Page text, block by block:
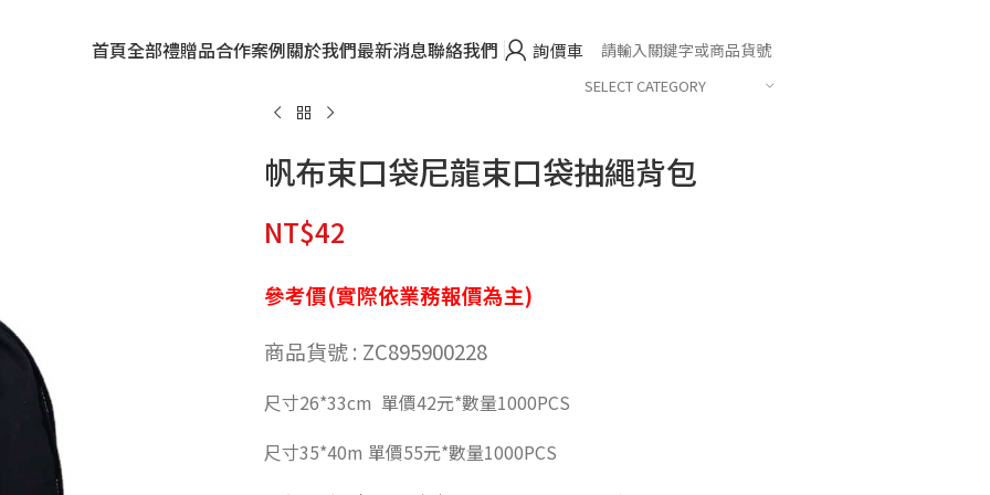
首頁全部禮贈品合作案例關於我們最新消息聯絡我們 詢價車
SELECT CATEGORY
帆布束口袋尼龍束口袋抽繩背包
NT$42
參考價(實際依業務報價為主)
商品貨號 : ZC895900228
尺寸26*33cm 單價42元*數量1000PCS
尺寸35*40m 單價55元*數量1000PCS